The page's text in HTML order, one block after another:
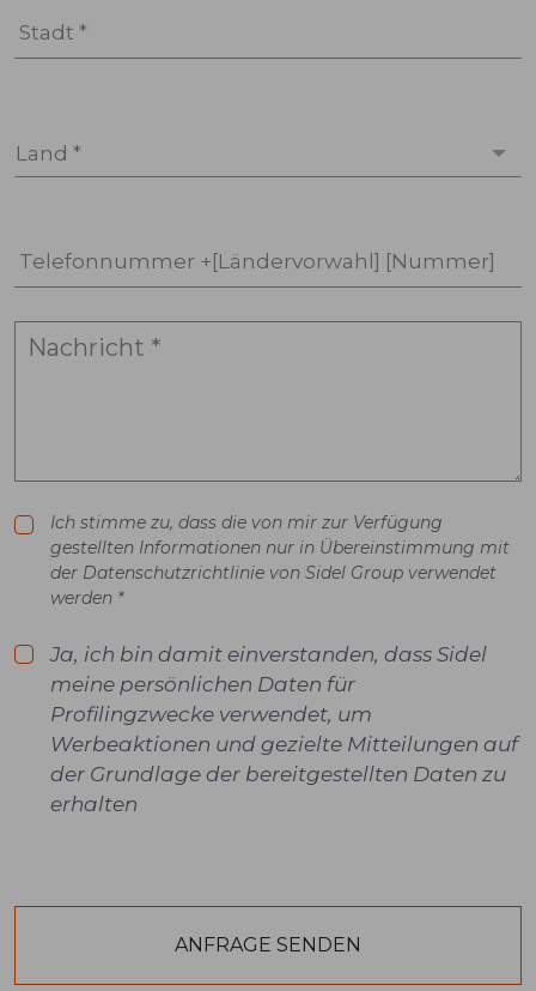
Stadt *
Land *
Telefonnummer +[Ländervorwahl] [Nummer]
Ich stimme zu, dass die von mir zur Verfügung
gestellten Informationen nur in Übereinstimmung mit
der Datenschutzrichtlinie von Sidel Group verwendet
werden *
Ja, ich bin damit einverstanden, dass Sidel
meine persönlichen Daten für
Profilingzwecke verwendet, um
Werbeaktionen und gezielte Mitteilungen auf
der Grundlage der bereitgestellten Daten zu
erhalten